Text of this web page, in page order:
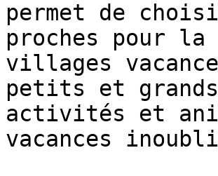
permet de
proches pour
villages
petits et
activités et
vacances